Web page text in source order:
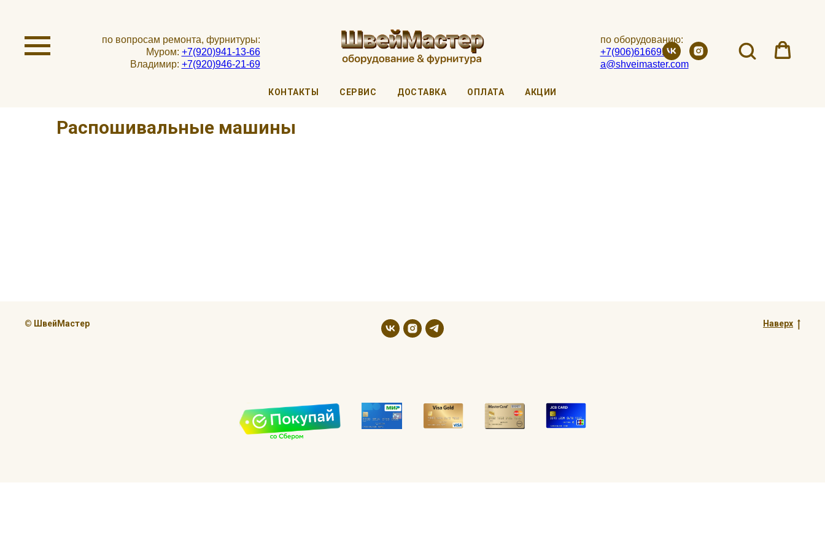
по вопросам ремонта, фурнитуры:
Муром: +7(920)941-13-66
Владимир: +7(920)946-21-69
по оборудованию:
+7(906)6166951
a@shveimaster.com
КОНТАКТЫ СЕРВИС ДОСТАВКА ОПЛАТА АКЦИИ
Распошивальные машины
© ШвейМастер Наверх